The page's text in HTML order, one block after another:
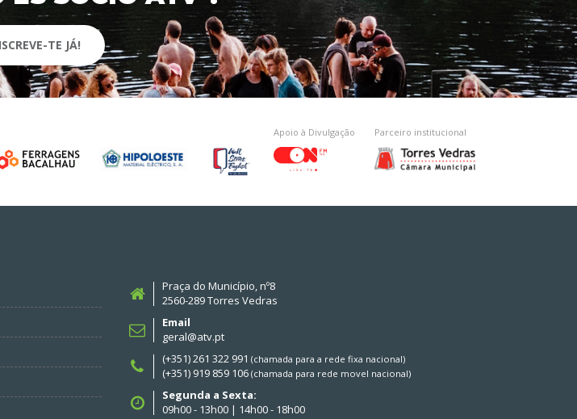
TE JÁ!
Apoio à Divulgação Parceiro institucional
Praça do Município, nº8
2560-289 Torres Vedras
Email
geral@atv.pt
(+351) 261 322 991 (chamada para a rede fixa nacional)
(+351) 919 859 106 (chamada para rede movel nacional)
Segunda a Sexta:
09h00 - 13h00 | 14h00 - 18h00